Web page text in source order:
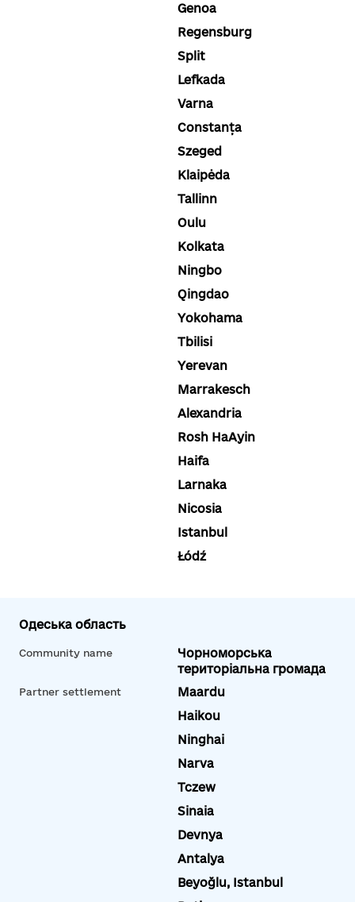
Genoa
Regensburg
Split
Lefkada
Varna
Constanța
Szeged
Klaipėda
Tallinn
Oulu
Kolkata
Ningbo
Qingdao
Yokohama
Tbilisi
Yerevan
Marrakesch
Alexandria
Rosh HaAyin
Haifa
Larnaka
Nicosia
Istanbul
Łódź
Одеська область
Community name
Чорноморська
територіальна громада
Partner settlement
Maardu
Haikou
Ninghai
Narva
Tczew
Sinaia
Devnya
Antalya
Beyoğlu, Istanbul